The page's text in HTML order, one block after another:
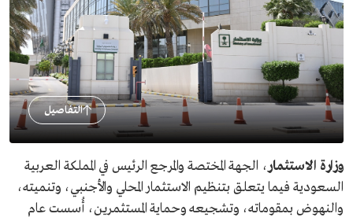
التفاصيل
وزارة الاستثمار، الجهة المختصة والمرجع الرئيس في المملكة العربية
السعودية فيما يتعلق بتنظيم الاستثمار المحلي والأجنبي، وتنميته،
والنهوض بمقوماته، وتشجيعه وحماية المستثمرين، أُسست عام